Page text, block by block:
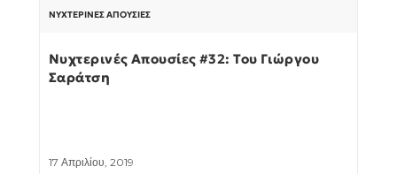
ΝΥΧΤΕΡΙΝΈΣ ΑΠΟΥΣΊΕΣ
Νυχτερινές Απουσίες #32: Του Γιώργου
Σαράτση
17 Απριλίου, 2019